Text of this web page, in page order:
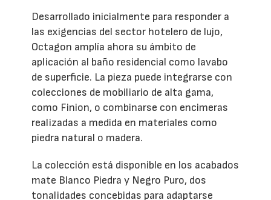
Desarrollado inicialmente para responder a
las exigencias del sector hotelero de lujo,
Octagon amplía ahora su ámbito de
aplicación al baño residencial como lavabo
de superficie. La pieza puede integrarse con
colecciones de mobiliario de alta gama,
como Finion, o combinarse con encimeras
realizadas a medida en materiales como
piedra natural o madera.
La colección está disponible en los acabados
mate Blanco Piedra y Negro Puro, dos
tonalidades concebidas para adaptarse